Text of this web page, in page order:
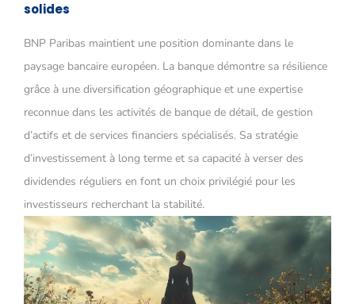
solides
BNP Paribas maintient une position dominante dans le
paysage bancaire européen. La banque démontre sa résilience
grâce à une diversification géographique et une expertise
reconnue dans les activités de banque de détail, de gestion
d’actifs et de services financiers spécialisés. Sa stratégie
d’investissement à long terme et sa capacité à verser des
dividendes réguliers en font un choix privilégié pour les
investisseurs recherchant la stabilité.